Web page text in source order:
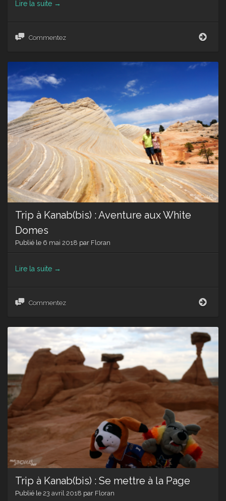
Lire la suite →
Commentez
Trip à Kanab(bis) : Aventure aux White
Domes
Publié le 6 mai 2018 par Floran
Lire la suite →
Commentez
aux
Trip à Kanab(bis) : Se mettre à la Page
Publié le 23 avril 2018 par Floran